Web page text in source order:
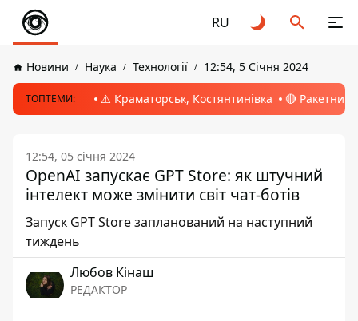
RU
Новини Наука Технології 12:54, 5 Січня 2024
ТОПТЕМИ: ⚠️ Краматорськ, Костянтинівка 🔴 Ракетний
12:54, 05 січня 2024
OpenAI запускає GPT Store: як штучний
інтелект може змінити світ чат-ботів
Запуск GPT Store запланований на наступний
тиждень
Любов Кінаш
РЕДАКТОР